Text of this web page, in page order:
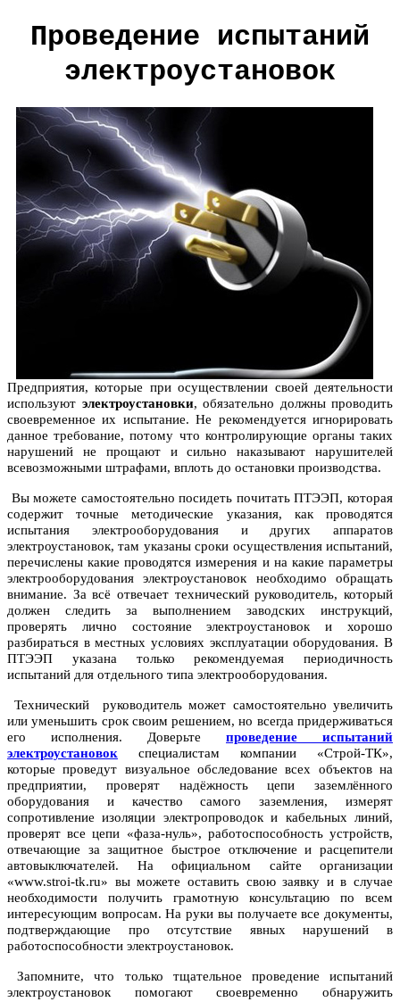
Проведение испытаний
электроустановок
Предприятия, которые при осуществлении своей деятельности
используют электроустановки, обязательно должны проводить
своевременное их испытание. Не рекомендуется игнорировать
данное требование, потому что контролирующие органы таких
нарушений не прощают и сильно наказывают нарушителей
всевозможными штрафами, вплоть до остановки производства.
Вы можете самостоятельно посидеть почитать ПТЭЭП, которая
содержит точные методические указания, как проводятся
испытания электрооборудования и других аппаратов
электроустановок, там указаны сроки осуществления испытаний,
перечислены какие проводятся измерения и на какие параметры
электрооборудования электроустановок необходимо обращать
внимание. За всё отвечает технический руководитель, который
должен следить за выполнением заводских инструкций,
проверять лично состояние электроустановок и хорошо
разбираться в местных условиях эксплуатации оборудования. В
ПТЭЭП указана только рекомендуемая периодичность
испытаний для отдельного типа электрооборудования.
Технический руководитель может самостоятельно увеличить
или уменьшить срок своим решением, но всегда придерживаться
его исполнения. Доверьте проведение испытаний
электроустановок специалистам компании «Строй-ТК»,
которые проведут визуальное обследование всех объектов на
предприятии, проверят надёжность цепи заземлённого
оборудования и качество самого заземления, измерят
сопротивление изоляции электропроводок и кабельных линий,
проверят все цепи «фаза-нуль», работоспособность устройств,
отвечающие за защитное быстрое отключение и расцепители
автовыключателей. На официальном сайте организации
«www.stroi-tk.ru» вы можете оставить свою заявку и в случае
необходимости получить грамотную консультацию по всем
интересующим вопросам. На руки вы получаете все документы,
подтверждающие про отсутствие явных нарушений в
работоспособности электроустановок.
Запомните, что только тщательное проведение испытаний
электроустановок помогают своевременно обнаружить